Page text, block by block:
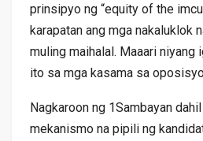
prinsipyo ng “equity of the
karapatan ang mga nakaluklok
muling maihalal. Maaari niyang
ito sa mga kasama sa
Nagkaroon ng 1Sambayan
mekanismo na pipili ng